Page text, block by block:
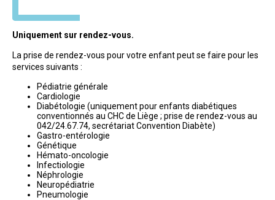
Uniquement sur rendez-vous.
La prise de rendez-vous pour votre enfant peut se faire pour les
services suivants :
Pédiatrie générale
Cardiologie
Diabétologie (uniquement pour enfants diabétiques
conventionnés au CHC de Liège ; prise de rendez-vous au
042/24.67.74, secrétariat Convention Diabète)
Gastro-entérologie
Génétique
Hémato-oncologie
Infectiologie
Néphrologie
Neuropédiatrie
Pneumologie